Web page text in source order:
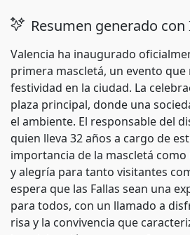
Resumen generado con
Valencia ha inaugurado
primera mascletá, un evento que
festividad en la ciudad. La
plaza principal, donde una
el ambiente. El responsable del
quien lleva 32 años a cargo de
importancia de la mascletá
y alegría para tanto visitantes
espera que las Fallas sean una
para todos, con un llamado a
risa y la convivencia que